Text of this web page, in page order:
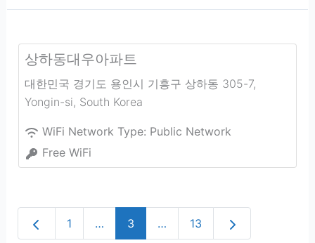
상하동대우아파트
대한민국 경기도 용인시 기흥구 상하동 305-7,
Yongin-si, South Korea
WiFi Network Type: Public Network
Free WiFi
Newer posts
1 … 3 … 13 Older posts